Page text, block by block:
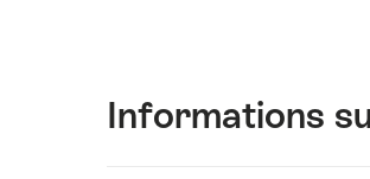
Informations